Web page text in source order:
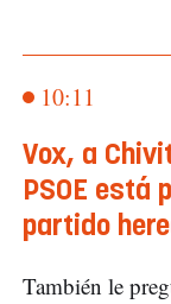
10:11
Vox, a
PSOE está
partido
También le